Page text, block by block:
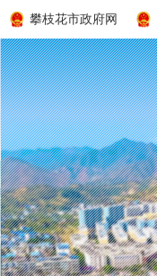
攀枝花市政府网